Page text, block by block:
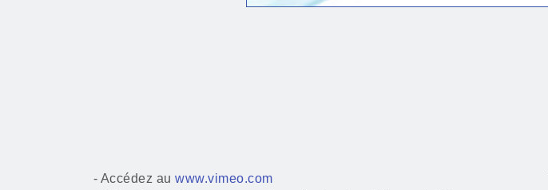
- Accédez auwww.vimeo.com